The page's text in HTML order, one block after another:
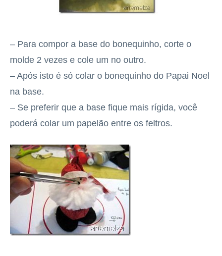
– Para compor a base do bonequinho, corte o
molde 2 vezes e cole um no outro.
– Após isto é só colar o bonequinho do Papai Noel
na base.
– Se preferir que a base fique mais rígida, você
poderá colar um papelão entre os feltros.